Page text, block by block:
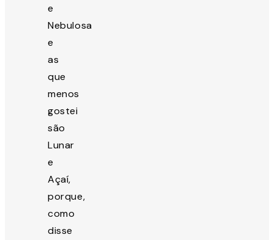
e
Nebulosa
e
as
que
menos
gostei
são
Lunar
e
Açaí,
porque,
como
disse